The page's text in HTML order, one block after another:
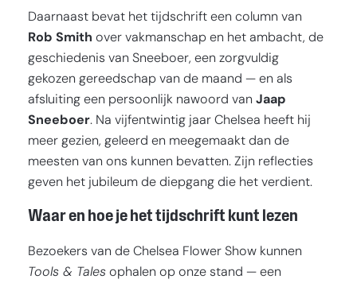
Daarnaast bevat het tijdschrift een column van
Rob Smith over vakmanschap en het ambacht, de
geschiedenis van Sneeboer, een zorgvuldig
gekozen gereedschap van de maand — en als
afsluiting een persoonlijk nawoord van Jaap
Sneeboer. Na vijfentwintig jaar Chelsea heeft hij
meer gezien, geleerd en meegemaakt dan de
meesten van ons kunnen bevatten. Zijn reflecties
geven het jubileum de diepgang die het verdient.
Waar en hoe je het tijdschrift kunt lezen
Bezoekers van de Chelsea Flower Show kunnen
Tools & Talesophalen op onze stand — een